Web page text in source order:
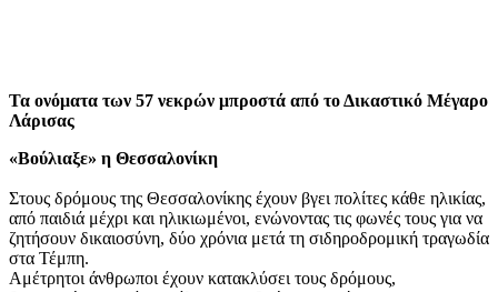
Τα ονόματα των 57 νεκρών μπροστά από το Δικαστικό Μέγαρο
Λάρισας
«Βούλιαξε» η Θεσσαλονίκη
Στους δρόμους της Θεσσαλονίκης έχουν βγει πολίτες κάθε ηλικίας,
από παιδιά μέχρι και ηλικιωμένοι, ενώνοντας τις φωνές τους για να
ζητήσουν δικαιοσύνη, δύο χρόνια μετά τη σιδηροδρομική τραγωδία
στα Τέμπη.
Αμέτρητοι άνθρωποι έχουν κατακλύσει τους δρόμους,